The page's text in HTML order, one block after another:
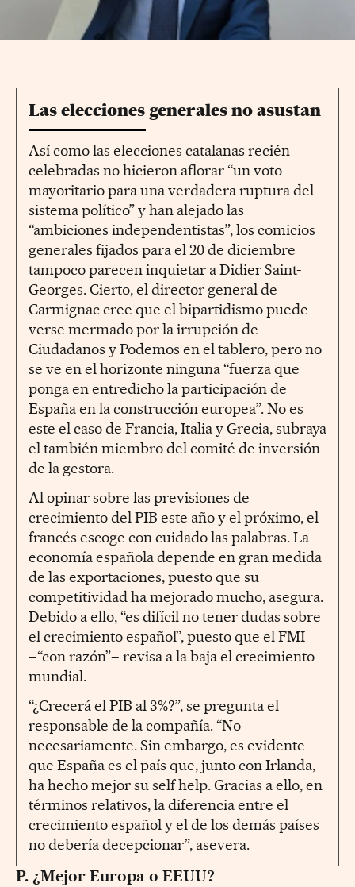
Las elecciones generales no asustan
Así como las elecciones catalanas recién
celebradas no hicieron aflorar “un voto
mayoritario para una verdadera ruptura del
sistema político” y han alejado las
“ambiciones independentistas”, los comicios
generales fijados para el 20 de diciembre
tampoco parecen inquietar a Didier Saint-
Georges. Cierto, el director general de
Carmignac cree que el bipartidismo puede
verse mermado por la irrupción de
Ciudadanos y Podemos en el tablero, pero no
se ve en el horizonte ninguna “fuerza que
ponga en entredicho la participación de
España en la construcción europea”. No es
este el caso de Francia, Italia y Grecia, subraya
el también miembro del comité de inversión
de la gestora.
Al opinar sobre las previsiones de
crecimiento del PIB este año y el próximo, el
francés escoge con cuidado las palabras. La
economía española depende en gran medida
de las exportaciones, puesto que su
competitividad ha mejorado mucho, asegura.
Debido a ello, “es difícil no tener dudas sobre
el crecimiento español”, puesto que el FMI
–“con razón”– revisa a la baja el crecimiento
mundial.
“¿Crecerá el PIB al 3%?”, se pregunta el
responsable de la compañía. “No
necesariamente. Sin embargo, es evidente
que España es el país que, junto con Irlanda,
ha hecho mejor su self help. Gracias a ello, en
términos relativos, la diferencia entre el
crecimiento español y el de los demás países
no debería decepcionar”, asevera.
P. ¿Mejor Europa o EEUU?